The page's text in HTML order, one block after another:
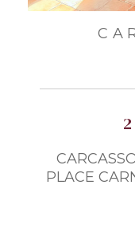
PLACE